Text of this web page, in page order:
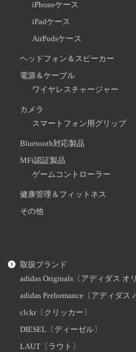
iPhoneケース
iPadケース
AirPodsケース
ヘッドフォン＆スピーカー
電源＆ケーブル
ワイヤレスチャージャー
カメラ
スマートフォン用グリップ
Bluetooth対応製品
MFi認証製品
ゲームコントローラー
健康管理＆フィットネス
その他
取扱ブランド
adidas Originals〔アディダス オ
adidas Performance〔アディダス
clckr〔クリッカー〕
DIESEL〔ディーゼル〕
LAUT〔ラウト〕